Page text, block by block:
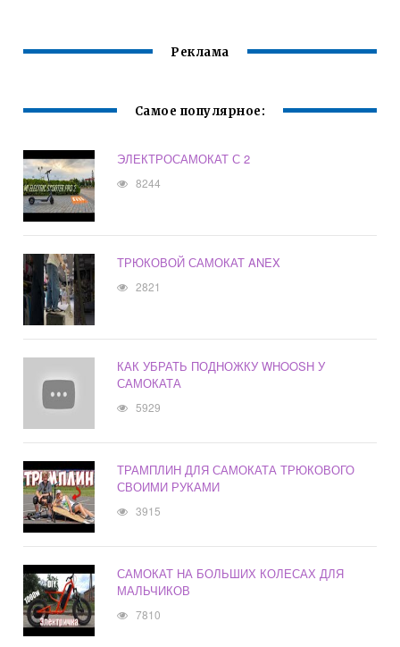
Реклама
Самое популярное:
ЭЛЕКТРОСАМОКАТ С 2
8244
ТРЮКОВОЙ САМОКАТ ANEX
2821
КАК УБРАТЬ ПОДНОЖКУ WHOOSH У
САМОКАТА
5929
ТРАМПЛИН ДЛЯ САМОКАТА ТРЮКОВОГО
СВОИМИ РУКАМИ
3915
САМОКАТ НА БОЛЬШИХ КОЛЕСАХ ДЛЯ
МАЛЬЧИКОВ
7810